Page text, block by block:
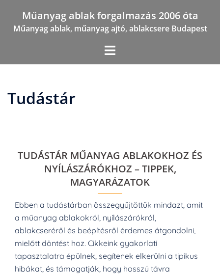
content
Műanyag ablak forgalmazás 2006 óta
Műanyag ablak, műanyag ajtó, ablakcsere Budapest
Tudástár
TUDÁSTÁR MŰANYAG ABLAKOKHOZ ÉS
NYÍLÁSZÁRÓKHOZ – TIPPEK,
MAGYARÁZATOK
Ebben a tudástárban összegyűjtöttük mindazt, amit
a műanyag ablakokról, nyílászárókról,
ablakcseréről és beépítésről érdemes átgondolni,
mielőtt döntést hoz. Cikkeink gyakorlati
tapasztalatra épülnek, segítenek elkerülni a tipikus
hibákat, és támogatják, hogy hosszú távra